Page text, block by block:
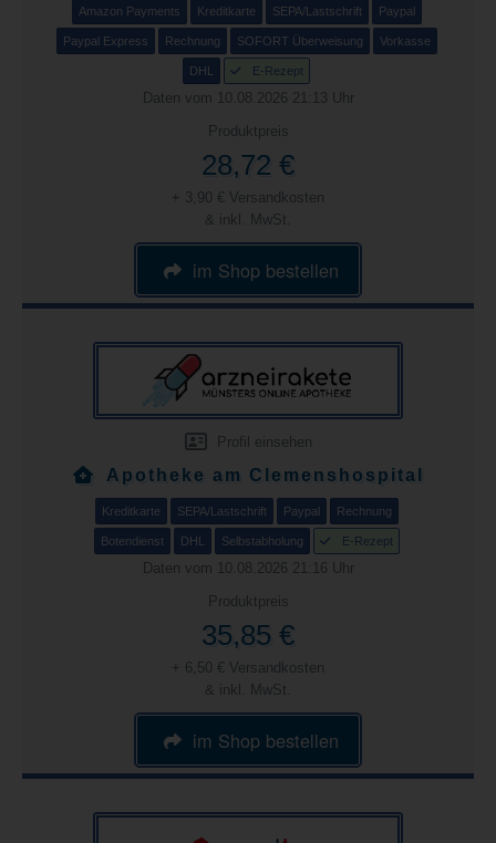
Amazon Payments Kreditkarte SEPA/Lastschrift Paypal
Paypal Express Rechnung SOFORT Überweisung Vorkasse
DHL E-Rezept
Daten vom 10.08.2026 21:13 Uhr
Produktpreis
28,72 €
+ 3,90 € Versandkosten
& inkl. MwSt.
im Shop bestellen
Profil einsehen
Apotheke am Clemenshospital
Kreditkarte SEPA/Lastschrift Paypal Rechnung
Botendienst DHL Selbstabholung E-Rezept
Daten vom 10.08.2026 21:16 Uhr
Produktpreis
35,85 €
+ 6,50 € Versandkosten
& inkl. MwSt.
im Shop bestellen